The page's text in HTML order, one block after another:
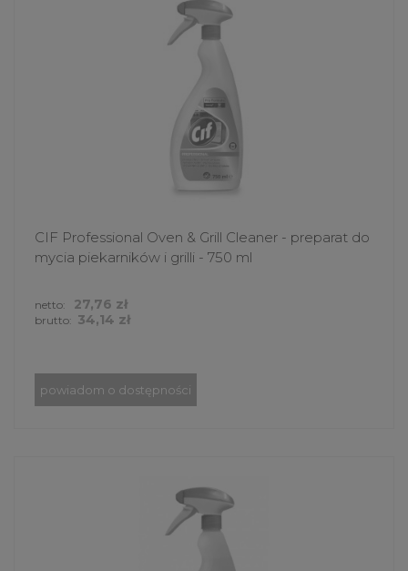
CIF Professional Oven & Grill Cleaner - preparat do
mycia piekarników i grilli - 750 ml
brutto: 34,14 zł
netto: 27,76 zł
powiadom o dostępności